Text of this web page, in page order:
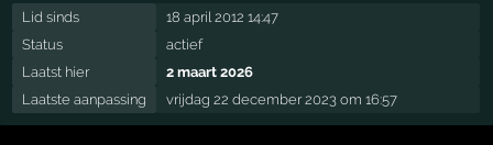
Lid sinds
18 april 2012 14:47
Status
actief
Laatst hier
2 maart 2026
Laatste aanpassing
vrijdag 22 december 2023 om 16:57